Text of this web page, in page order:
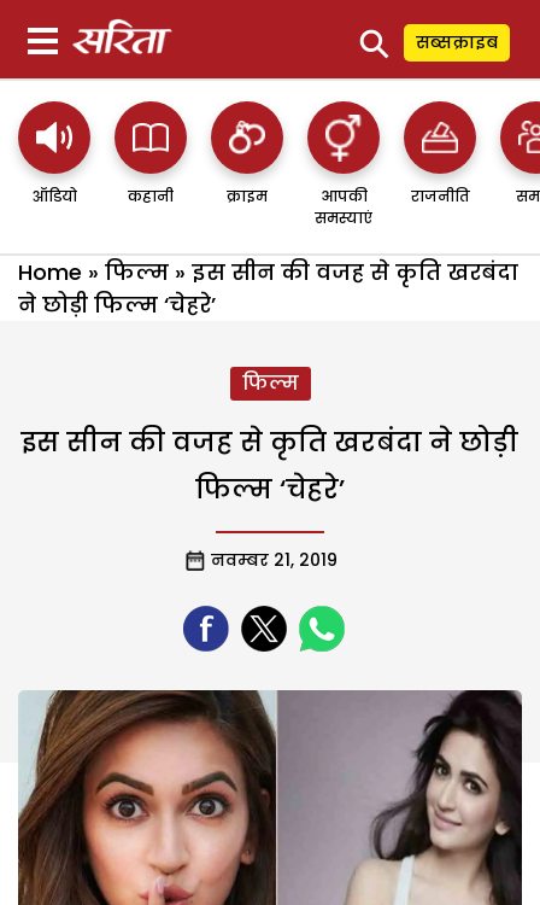
⚲ सब्सक्राइब
ऑडियो कहानी क्राइम
आपकी
समस्याएं
राजनीति
Home » फिल्म » इस सीन की वजह से कृति खरबंदा
ने छोड़ी फिल्म ‘चेहरे’
फिल्म
इस सीन की वजह से कृति खरबंदा ने छोड़ी
फिल्म ‘चेहरे’
नवम्बर 21, 2019